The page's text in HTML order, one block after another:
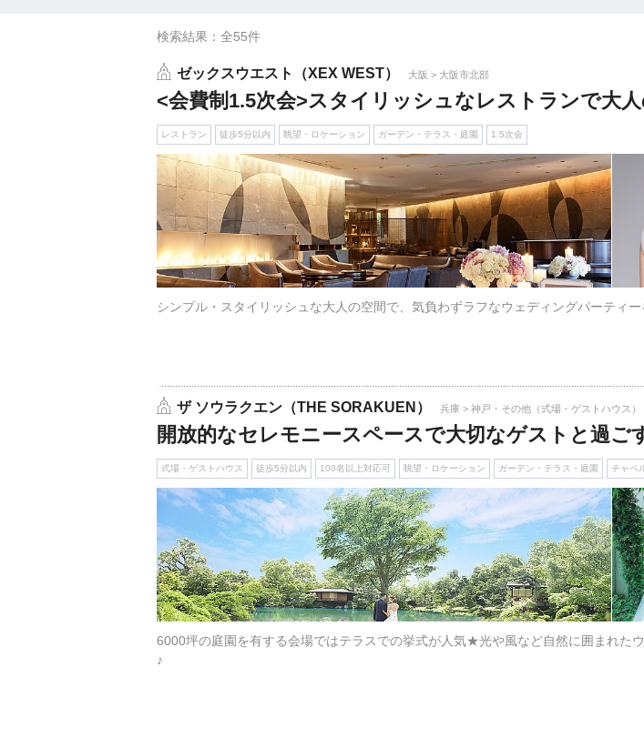
検索結果：全55件
ゼックスウエスト（XEX WEST） 大阪 > 大阪市北部
<会費制1.5次会>スタイリッシュなレストランで大
レストラン 徒歩5分以内 眺望・ロケーション ガーデン・テラス・庭園 1.5次会
シンプル・スタイリッシュな大人の空間で、気負わずラフなウェディングパーティ
ザ ソウラクエン（THE SORAKUEN） 兵庫 > 神戸・その他（式場・ゲストハウス）
開放的なセレモニースペースで大切なゲストと過ご
式場・ゲストハウス 徒歩5分以内 100名以上対応可 眺望・ロケーション ガーデン・テラス・庭園 チャペ
6000坪の庭園を有する会場ではテラスでの挙式が人気★光や風など自然に囲まれた
♪